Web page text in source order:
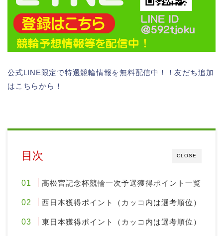
公式LINE限定で特選競輪情報を無料配信中！！友だち追加
はこちらから！
CLOSE
目次
高松宮記念杯競輪一次予選獲得ポイント一覧
西日本獲得ポイント（カッコ内は選考順位）
東日本獲得ポイント（カッコ内は選考順位）